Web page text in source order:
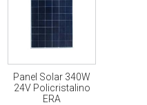
Panel Solar 340W
24V Policristalino
ERA